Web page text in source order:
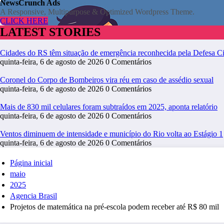
NewsCrunch Ads
A Responsive, Multipurpose & Optimized Wordpress Theme.
CLICK HERE
LATEST STORIES
Cidades do RS têm situação de emergência reconhecida pela Defesa
quinta-feira, 6 de agosto de 2026 0 Comentários
Coronel do Corpo de Bombeiros vira réu em caso de assédio sexual
quinta-feira, 6 de agosto de 2026 0 Comentários
Mais de 830 mil celulares foram subtraídos em 2025, aponta relatório
quinta-feira, 6 de agosto de 2026 0 Comentários
Ventos diminuem de intensidade e município do Rio volta ao Estágio 1
quinta-feira, 6 de agosto de 2026 0 Comentários
Página inicial
maio
2025
Agencia Brasil
Projetos de matemática na pré-escola podem receber até R$ 80 mil